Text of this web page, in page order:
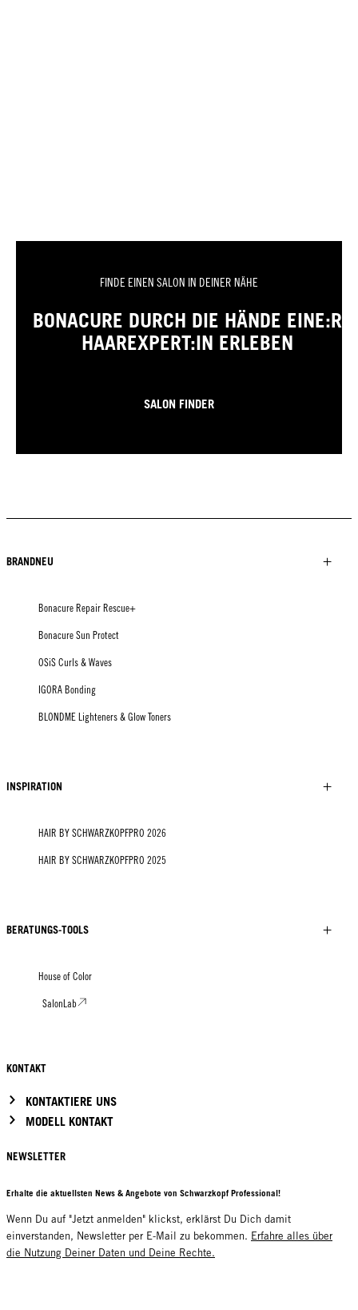
FINDE EINEN SALON IN DEINER NÄHE
BONACURE DURCH DIE HÄNDE EINE:R
HAAREXPERT:IN ERLEBEN
SALON FINDER
BRANDNEU
Bonacure Repair Rescue+
Bonacure Sun Protect
OSiS Curls & Waves
IGORA Bonding
BLONDME Lighteners & Glow Toners
INSPIRATION
HAIR BY SCHWARZKOPFPRO 2026
HAIR BY SCHWARZKOPFPRO 2025
BERATUNGS-TOOLS
House of Color
SalonLab
KONTAKT
KONTAKTIERE UNS
MODELL KONTAKT
NEWSLETTER
Erhalte die aktuellsten News & Angebote von Schwarzkopf Professional!
Wenn Du auf "Jetzt anmelden" klickst, erklärst Du Dich damit
einverstanden, Newsletter per E-Mail zu bekommen. Erfahre alles über
die Nutzung Deiner Daten und Deine Rechte.